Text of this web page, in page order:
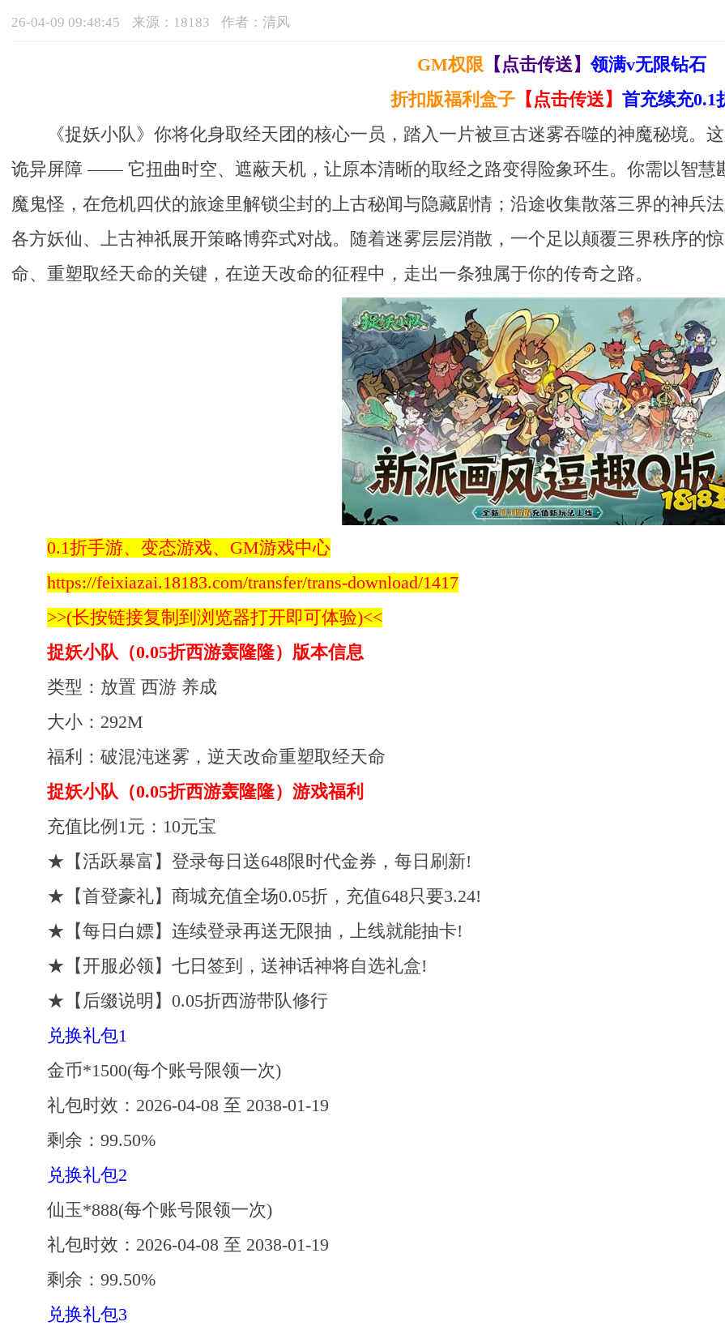
26-04-09 09:48:45 来源：18183 作者：清风
GM权限 【点击传送】领满v无限钻石
折扣版福利盒子【点击传送】 首充续充0.1
《捉妖小队》你将化身取经天团的核心一员，踏入一片被亘古迷雾吞噬的神魔秘境。
诡异屏障 —— 它扭曲时空、遮蔽天机，让原本清晰的取经之路变得险象环生。你需以智慧
魔鬼怪，在危机四伏的旅途里解锁尘封的上古秘闻与隐藏剧情；沿途收集散落三界的神兵
各方妖仙、上古神祇展开策略博弈式对战。随着迷雾层层消散，一个足以颠覆三界秩序的
命、重塑取经天命的关键，在逆天改命的征程中，走出一条独属于你的传奇之路。
0.1折手游、变态游戏、GM游戏中心
https://feixiazai.18183.com/transfer/trans-download/1417
>>(长按链接复制到浏览器打开即可体验)<<
捉妖小队（0.05折西游轰隆隆）版本信息
类型：放置 西游 养成
大小：292M
福利：破混沌迷雾，逆天改命重塑取经天命
捉妖小队（0.05折西游轰隆隆）游戏福利
充值比例1元：10元宝
★【活跃暴富】登录每日送648限时代金券，每日刷新!
★【首登豪礼】商城充值全场0.05折，充值648只要3.24!
★【每日白嫖】连续登录再送无限抽，上线就能抽卡!
★【开服必领】七日签到，送神话神将自选礼盒!
★【后缀说明】0.05折西游带队修行
兑换礼包1
金币*1500(每个账号限领一次)
礼包时效：2026-04-08 至 2038-01-19
剩余：99.50%
兑换礼包2
仙玉*888(每个账号限领一次)
礼包时效：2026-04-08 至 2038-01-19
剩余：99.50%
兑换礼包3